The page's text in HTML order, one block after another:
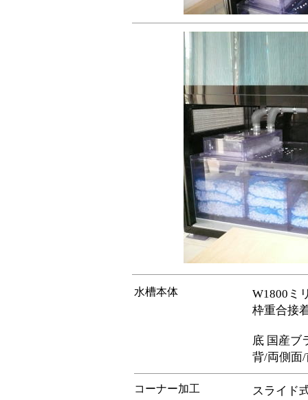
水槽本体
W1800ミ
枠重合接
底 国産ブ
背/両側面
コーナー加工
スライド